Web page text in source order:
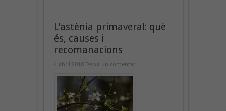
L’astènia primaveral: què
és, causes i
recomanacions
4 abril 2018 Deixa un comentari